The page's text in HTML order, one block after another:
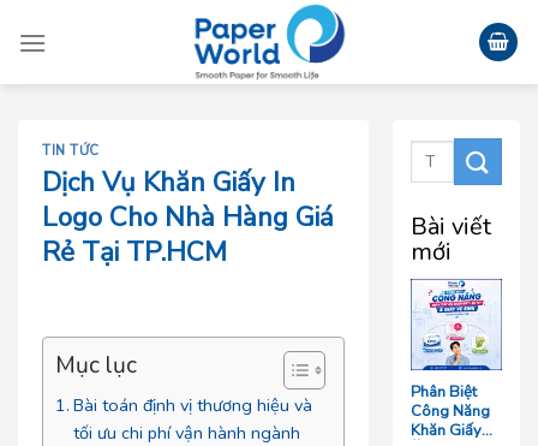
TIN TỨC
Dịch Vụ Khăn Giấy In
Logo Cho Nhà Hàng Giá
Rẻ Tại TP.HCM
Mục lục
Bài toán định vị thương hiệu và
tối ưu chi phí vận hành ngành
Bài viết
mới
Phân Biệt
Công Năng
Khăn Giấy